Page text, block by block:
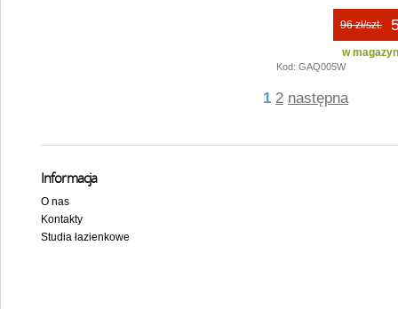
96 zł/szt.
w
Kod: GAQ005W
1 2 następna
Informacja
O nas
Kontakty
Studia łazienkowe